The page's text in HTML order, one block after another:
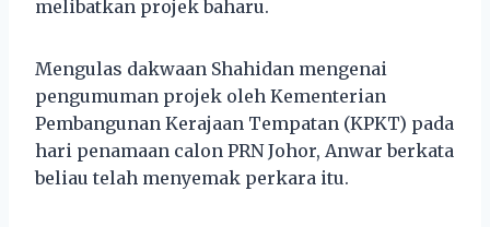
melibatkan projek baharu.
Mengulas dakwaan Shahidan mengenai
pengumuman projek oleh Kementerian
Pembangunan Kerajaan Tempatan (KPKT) pada
hari penamaan calon PRN Johor, Anwar berkata
beliau telah menyemak perkara itu.